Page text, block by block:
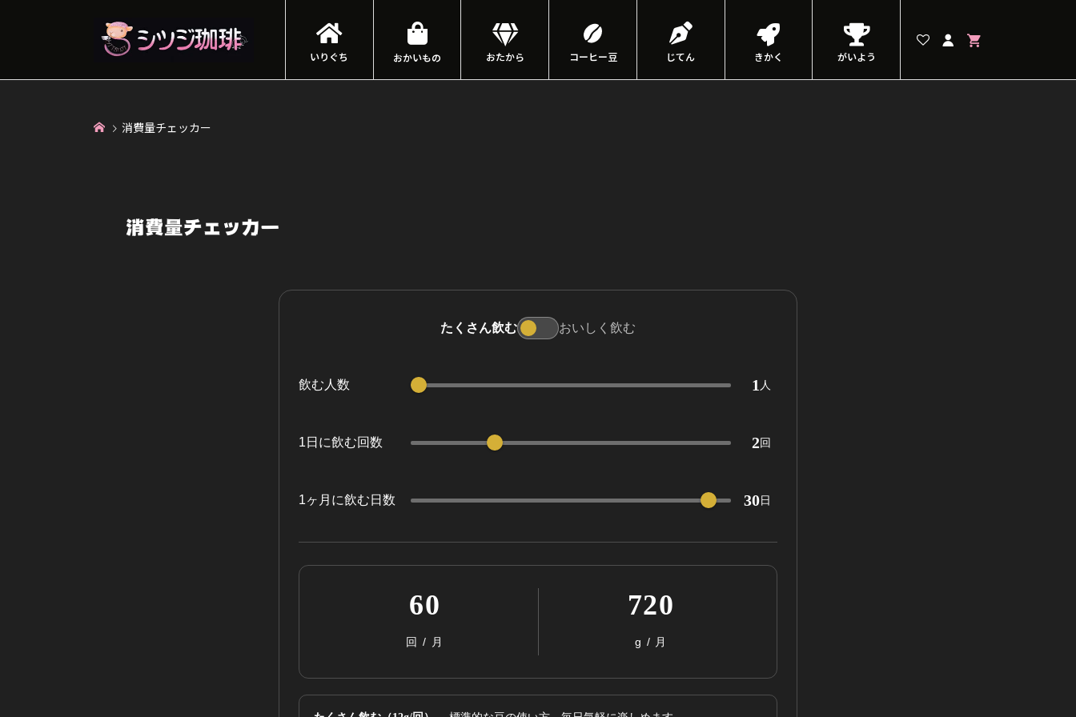
いりぐち おかいもの おたから コーヒー豆 じてん きかく がいよう
消費量チェッカー
消費量チェッカー
たくさん飲む おいしく飲む
飲む人数 1 人
1日に飲む回数 2回
1ヶ月に飲む日数 30日
60
回 / 月
720
g / 月